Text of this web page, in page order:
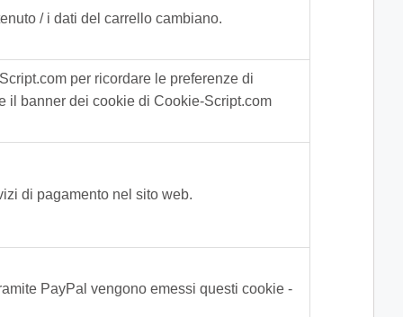
/ i dati del carrello cambiano.
per ricordare le preferenze di
il banner dei cookie di Cookie-Script.com
di pagamento nel sito web.
PayPal vengono emessi questi cookie -